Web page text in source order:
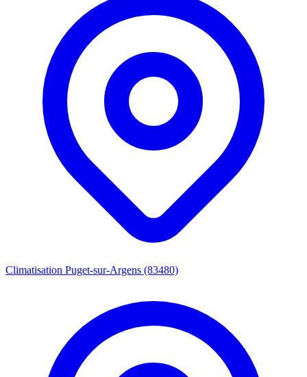
Climatisation Puget-sur-Argens (83480)